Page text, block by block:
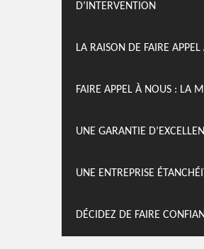
D’INTERVENTION
LA RAISON DE FAIRE
FAIRE APPEL À NOUS : LA
UNE GARANTIE
UNE ENTREPRISE
DÉCIDEZ DE FAIRE